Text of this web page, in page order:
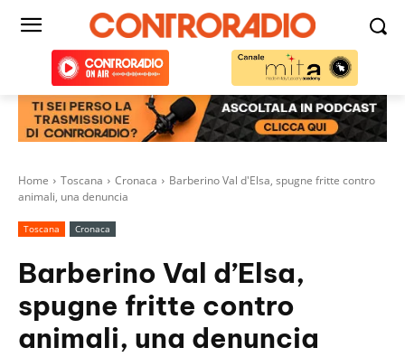
Home Toscana Cronaca
Barberino Val d'Elsa, spugne fritte contro
animali, una denuncia
Toscana Cronaca
Barberino Val d’Elsa,
spugne fritte contro
animali, una denuncia